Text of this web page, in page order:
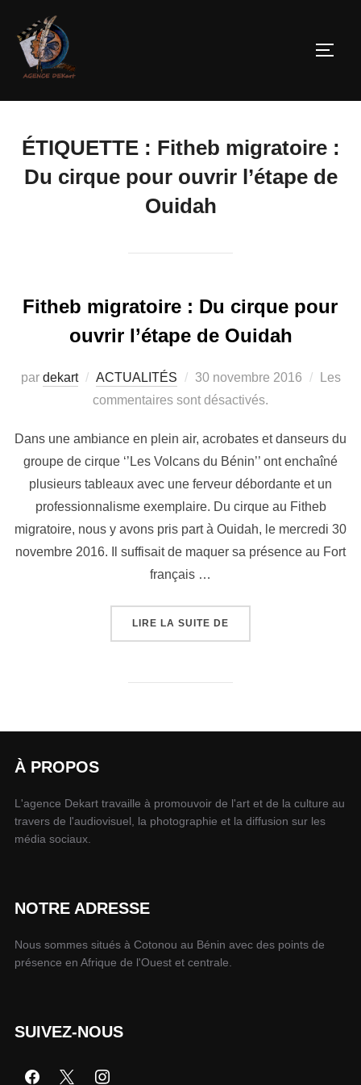
ÉTIQUETTE : Fitheb migratoire :
Du cirque pour ouvrir l’étape de
Ouidah
Fitheb migratoire : Du cirque pour
ouvrir l’étape de Ouidah
par dekart ACTUALITÉS 30 novembre 2016
Les
commentaires sont désactivés.
Dans une ambiance en plein air, acrobates et danseurs du
groupe de cirque ‘’Les Volcans du Bénin’’ ont enchaîné
plusieurs tableaux avec une ferveur débordante et un
professionnalisme exemplaire. Du cirque au Fitheb
migratoire, nous y avons pris part à Ouidah, le mercredi 30
novembre 2016. Il suffisait de maquer sa présence au Fort
français …
LIRE LA SUITE DE
À PROPOS
L'agence Dekart travaille à promouvoir de l'art et de la culture au
travers de l'audiovisuel, la photographie et la diffusion sur les
média sociaux.
NOTRE ADRESSE
Nous sommes situés à Cotonou au Bénin avec des points de
présence en Afrique de l'Ouest et centrale.
SUIVEZ-NOUS